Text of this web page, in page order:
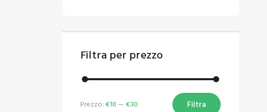
Filtra per prezzo
Filtra
Prezzo:€10 —€30